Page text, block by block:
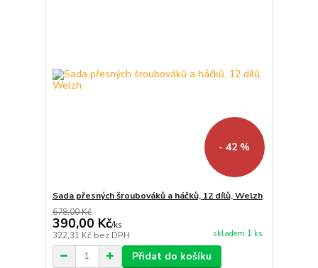
- 42 %
Sada přesných šroubováků a háčků, 12 dílů, Welzh
678,00 Kč
390,00 Kč/ks
322,31 Kč bez DPH skladem 1 ks
Přidat do košíku